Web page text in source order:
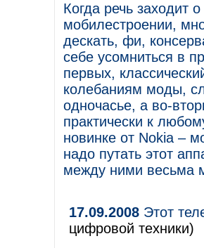
Когда речь заходит
мобилестроении,
дескать, фи,
себе усомниться в
первых,
колебаниям моды,
одночасье, а во-
практически к
новинке от Nokia –
надо путать этот
между ними весьма
17.09.2008 Этот
цифровой техники)